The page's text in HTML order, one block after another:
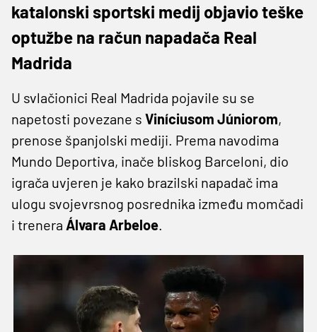
katalonski sportski medij objavio teške
optužbe na račun napadača Real
Madrida
U svlačionici Real Madrida pojavile su se
napetosti povezane s Viníciusom Júniorom,
prenose španjolski mediji. Prema navodima
Mundo Deportiva, inače bliskog Barceloni, dio
igrača uvjeren je kako brazilski napadač ima
ulogu svojevrsnog posrednika između momčadi
i trenera Álvara Arbeloe.